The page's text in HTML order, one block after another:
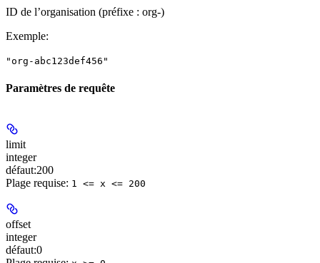
ID de l’organisation (préfixe : org-)
Exemple:
"org-abc123def456"
Paramètres de requête
limit
integer
défaut:200
Plage requise: 1 <= x <= 200
offset
integer
défaut:0